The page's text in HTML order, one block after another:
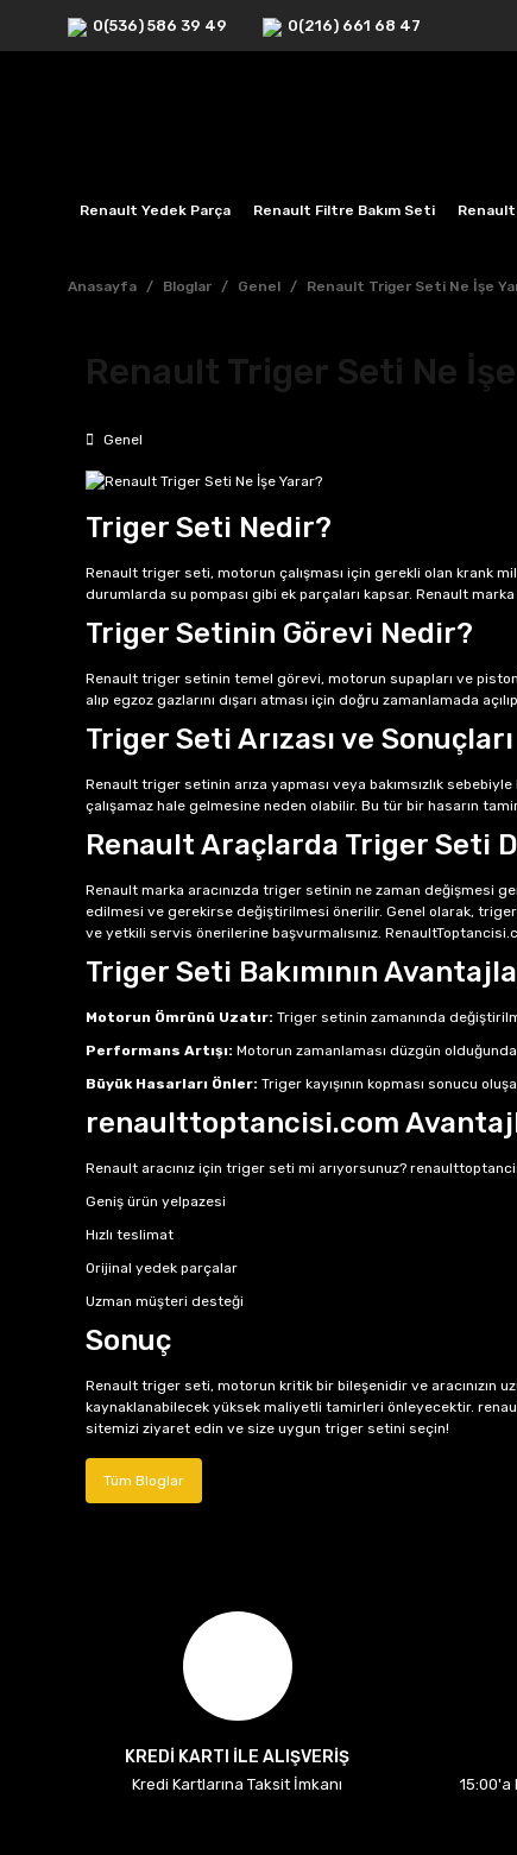
0(536) 586 39 49 0(216) 661 68 47
Renault Yedek Parça Renault Filtre Bakım Seti Renault
Anasayfa Bloglar Genel Renault Triger Seti Ne İşe
Renault Triger Seti Ne
Genel
Triger Seti Nedir?
Renault triger seti, motorun çalışması için gerekli olan krank
durumlarda su pompası gibi ek parçaları kapsar. Renault
Triger Setinin Görevi Nedir?
Renault triger setinin temel görevi, motorun supapları ve
alıp egzoz gazlarını dışarı atması için doğru zamanlamada
Triger Seti Arızası ve Sonuçları
Renault triger setinin arıza yapması veya bakımsızlık
çalışamaz hale gelmesine neden olabilir. Bu tür bir hasarın
Renault Araçlarda Triger Seti
Renault marka aracınızda triger setinin ne zaman değişmesi
edilmesi ve gerekirse değiştirilmesi önerilir. Genel olarak, triger
ve yetkili servis önerilerine başvurmalısınız.
Triger Seti Bakımının
Motorun Ömrünü Uzatır: Triger setinin zamanında
Performans Artışı: Motorun zamanlaması düzgün
Büyük Hasarları Önler: Triger kayışının kopması sonucu
renaulttoptancisi.com
Renault aracınız için triger seti mi arıyorsunuz?
Geniş ürün yelpazesi
Hızlı teslimat
Orijinal yedek parçalar
Uzman müşteri desteği
Sonuç
Renault triger seti, motorun kritik bir bileşenidir ve aracınızın
kaynaklanabilecek yüksek maliyetli tamirleri önleyecektir.
sitemizi ziyaret edin ve size uygun triger setini seçin!
Tüm Bloglar
KREDİ KARTI İLE ALIŞVERİŞ
Kredi Kartlarına Taksit İmkanı
15:00'a